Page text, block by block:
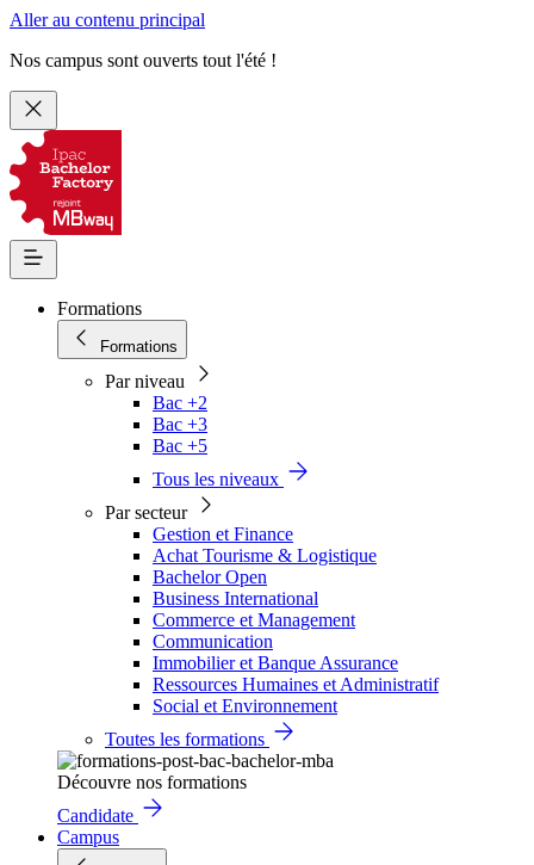
Aller au contenu principal
Nos campus sont ouverts tout l'été !
Formations
Formations
Par niveau
Bac +2
Bac +3
Bac +5
Tous les niveaux
Par secteur
Gestion et Finance
Achat Tourisme & Logistique
Bachelor Open
Business International
Commerce et Management
Communication
Immobilier et Banque Assurance
Ressources Humaines et Administratif
Social et Environnement
Toutes les formations
Découvre nos formations
Candidate
Campus